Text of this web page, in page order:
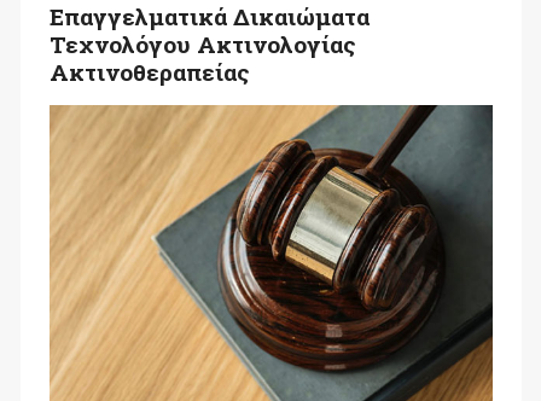
Επαγγελματικά Δικαιώματα
Τεχνολόγου Ακτινολογίας
Ακτινοθεραπείας